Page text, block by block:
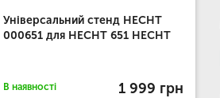
Універсальний стенд HECHT
000651 для HECHT 651 HECHT
В наявності 1 999 грн